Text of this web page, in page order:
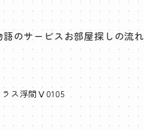
のサービス お部屋探しの流れ
ラス浮間Ⅴ0105